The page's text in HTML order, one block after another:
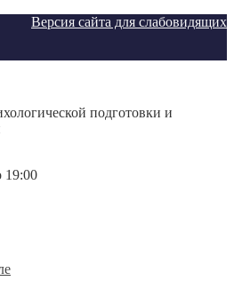
Версия сайта для слабовидящих
подготовки и
19:00